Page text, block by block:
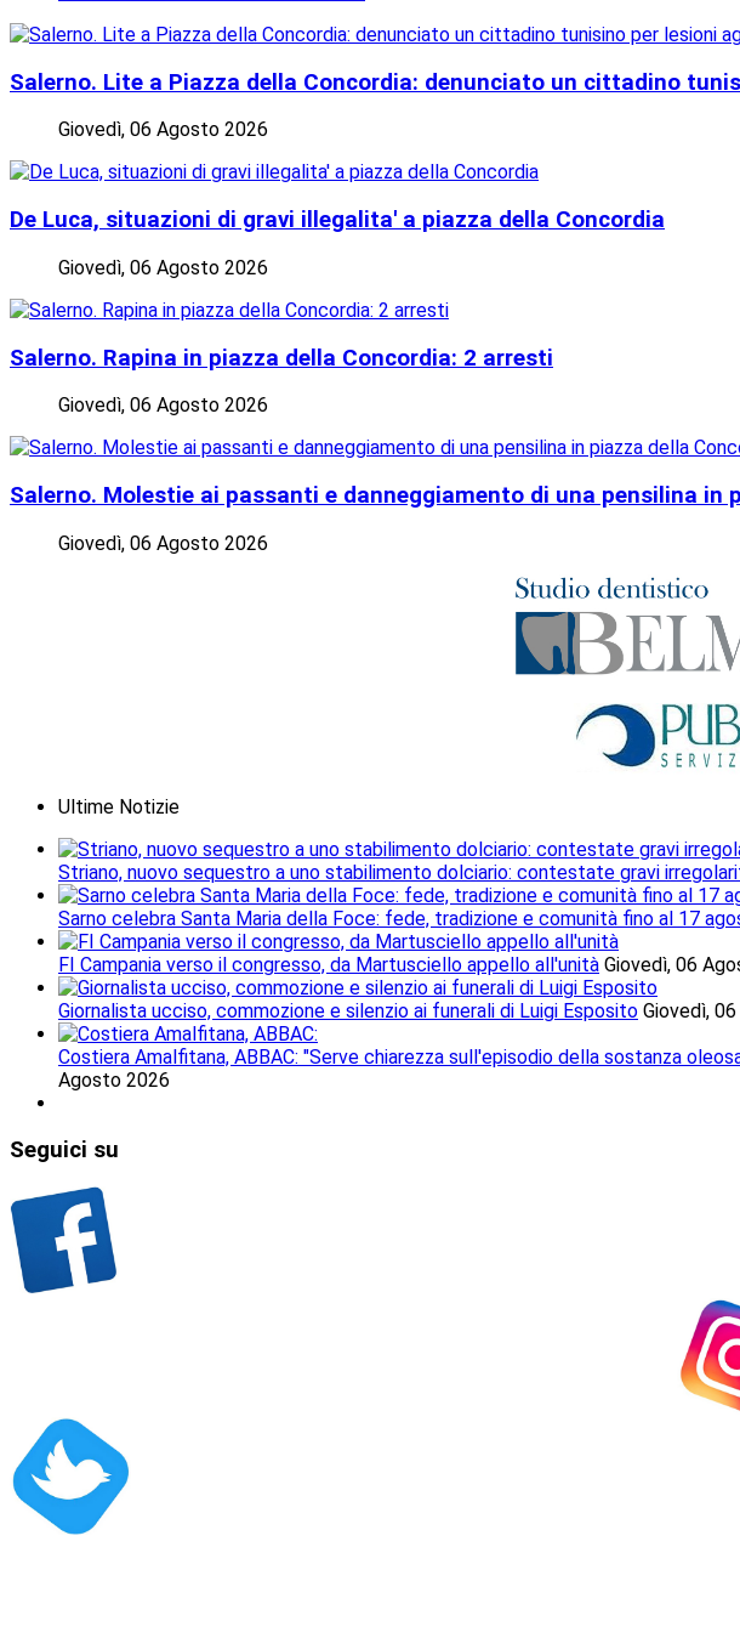
Salerno. Lite a Piazza della Concordia: denunciato un cittadino
Giovedì, 06 Agosto 2026
De Luca, situazioni di gravi illegalita' a piazza della Concordia
Giovedì, 06 Agosto 2026
Salerno. Rapina in piazza della Concordia: 2 arresti
Giovedì, 06 Agosto 2026
Salerno. Molestie ai passanti e danneggiamento di una pensilina in
Giovedì, 06 Agosto 2026
Ultime Notizie
Striano, nuovo sequestro a uno stabilimento dolciario: contestate gravi
Sarno celebra Santa Maria della Foce: fede, tradizione e comunità fino al 17
FI Campania verso il congresso, da Martusciello appello all'unità Giovedì, 06
Giornalista ucciso, commozione e silenzio ai funerali di Luigi Esposito Giovedì,
Costiera Amalfitana, ABBAC: "Serve chiarezza sull'episodio della sostanza
Agosto 2026
Seguici su